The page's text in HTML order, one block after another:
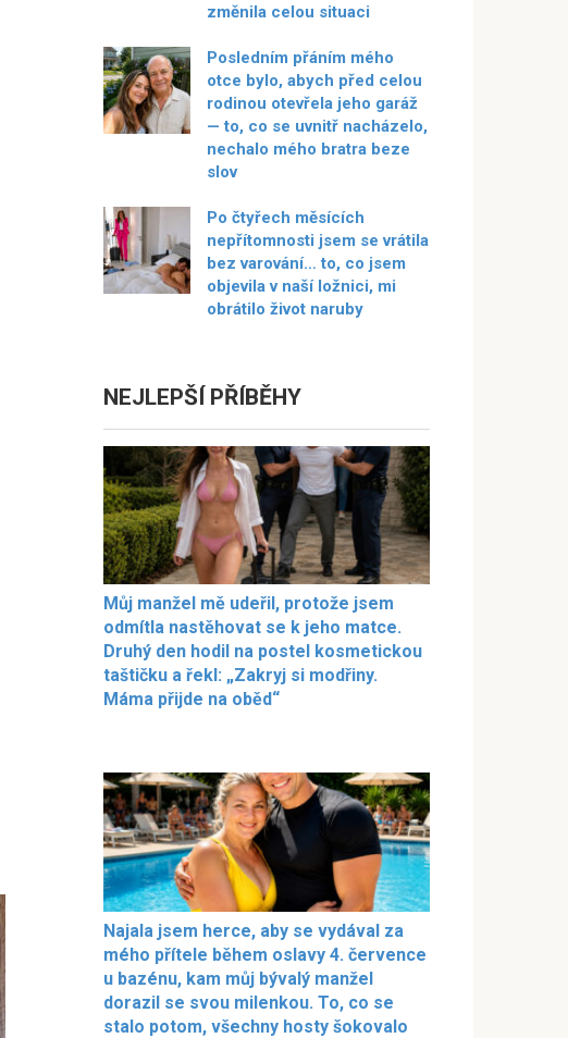
změnila celou situaci
Posledním přáním mého
otce bylo, abych před celou
rodinou otevřela jeho garáž
— to, co se uvnitř nacházelo,
nechalo mého bratra beze
slov
Po čtyřech měsících
nepřítomnosti jsem se vrátila
bez varování… to, co jsem
objevila v naší ložnici, mi
obrátilo život naruby
NEJLEPŠÍ PŘÍBĚHY
Můj manžel mě udeřil, protože jsem
odmítla nastěhovat se k jeho matce.
Druhý den hodil na postel kosmetickou
taštičku a řekl: „Zakryj si modřiny.
Máma přijde na oběd“
Najala jsem herce, aby se vydával za
mého přítele během oslavy 4. července
u bazénu, kam můj bývalý manžel
dorazil se svou milenkou. To, co se
stalo potom, všechny hosty šokovalo